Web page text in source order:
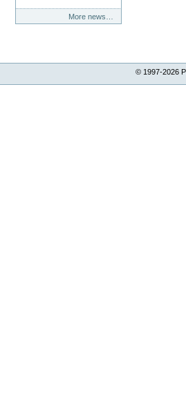
More news…
© 1997-2026